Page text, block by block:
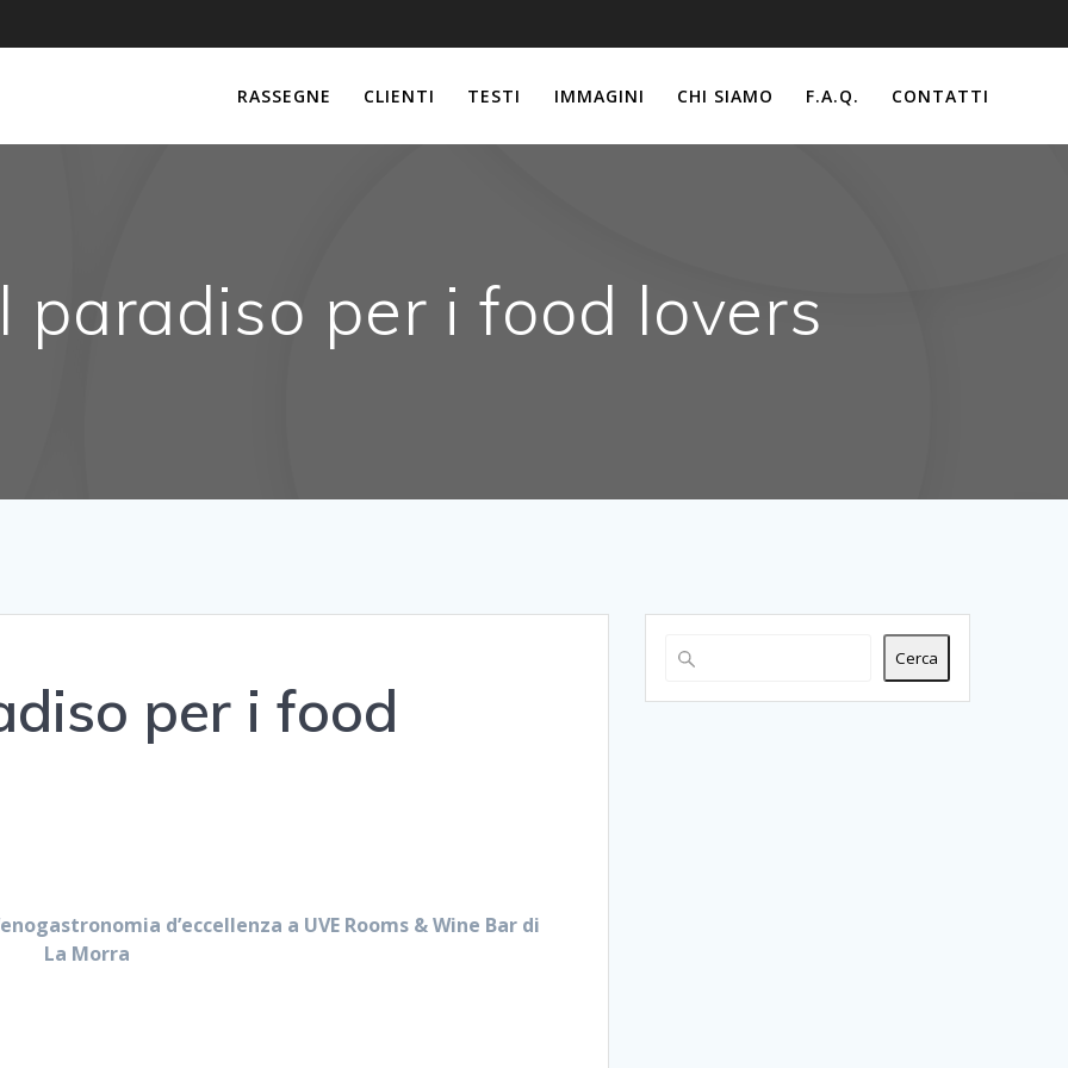
RASSEGNE CLIENTI TESTI IMMAGINI CHI SIAMO F.A.Q. CONTATTI
paradiso per i food lovers
per i food
d’eccellenza a UVE Rooms & Wine Bar di
La Morra
Cerca